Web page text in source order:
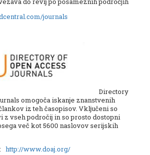
journals
Directory
omogoča iskanje znanstvenih
iz teh časopisov. Vključeni so
z vseh področij in so prosto dostopni
več kot 5600 naslovov serijskih
http://www.doaj.org/